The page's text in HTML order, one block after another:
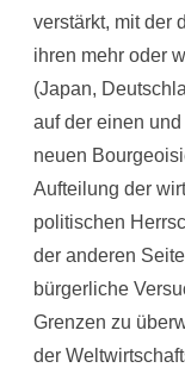
verstärkt, mit der
ihren mehr oder
(Japan,
auf der einen
neuen
Aufteilung der
politischen
der anderen
bürgerliche
Grenzen zu
der